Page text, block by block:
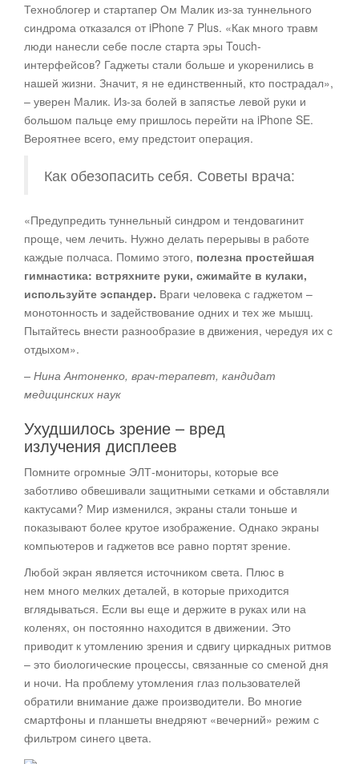
Техноблогер и стартапер Ом Малик из-за туннельного
синдрома отказался от iPhone 7 Plus. «Как много травм
люди нанесли себе после старта эры Touch-
интерфейсов? Гаджеты стали больше и укоренились в
нашей жизни. Значит, я не единственный, кто пострадал»,
– уверен Малик. Из-за болей в запястье левой руки и
большом пальце ему пришлось перейти на iPhone SE.
Вероятнее всего, ему предстоит операция.
Как обезопасить себя. Советы врача:
«Предупредить туннельный синдром и тендовагинит
проще, чем лечить. Нужно делать перерывы в работе
каждые полчаса. Помимо этого, полезна простейшая
гимнастика: встряхните руки, сжимайте в кулаки,
используйте эспандер. Враги человека с гаджетом –
монотонность и задействование одних и тех же мышц.
Пытайтесь внести разнообразие в движения, чередуя их с
отдыхом».
– Нина Антоненко, врач-терапевт, кандидат
медицинских наук
Ухудшилось зрение – вред
излучения дисплеев
Помните огромные ЭЛТ-мониторы, которые все
заботливо обвешивали защитными сетками и обставляли
кактусами? Мир изменился, экраны стали тоньше и
показывают более крутое изображение. Однако экраны
компьютеров и гаджетов все равно портят зрение.
Любой экран является источником света. Плюс в
нем много мелких деталей, в которые приходится
вглядываться. Если вы еще и держите в руках или на
коленях, он постоянно находится в движении. Это
приводит к утомлению зрения и сдвигу циркадных ритмов
– это биологические процессы, связанные со сменой дня
и ночи. На проблему утомления глаз пользователей
обратили внимание даже производители. Во многие
смартфоны и планшеты внедряют «вечерний» режим с
фильтром синего цвета.